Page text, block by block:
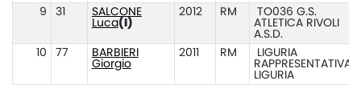
9
31
SALCONE
Luca(I)
2012 RM
TO036 G.S.
ATLETICA RIVOLI
A.S.D.
10
77
BARBIERI
Giorgio
2011 RM
LIGURIA
RAPPRESENTATIVA
LIGURIA